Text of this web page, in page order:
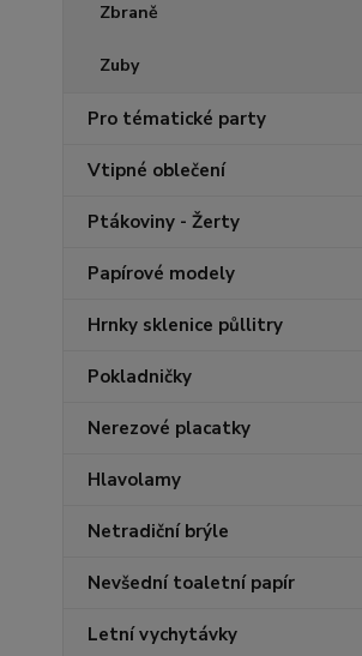
Zbraně
Zuby
Pro tématické party
Vtipné oblečení
Ptákoviny - Žerty
Papírové modely
Hrnky sklenice půllitry
Pokladničky
Nerezové placatky
Hlavolamy
Netradiční brýle
Nevšední toaletní papír
Letní vychytávky